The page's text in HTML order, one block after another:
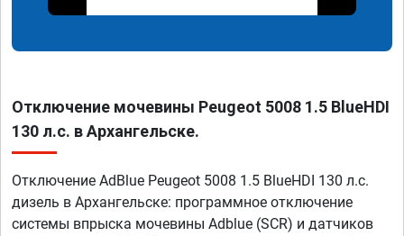
Отключение мочевины Peugeot 5008 1.5 BlueHDI
130 л.с. в Архангельске.
Отключение AdBlue Peugeot 5008 1.5 BlueHDI 130 л.с.
дизель в Архангельске: программное отключение
системы впрыска мочевины Adblue (SCR) и датчиков